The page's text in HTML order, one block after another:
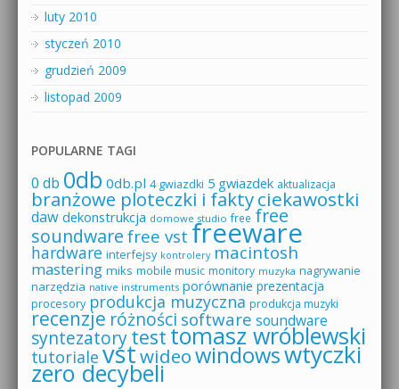
luty 2010
styczeń 2010
grudzień 2009
listopad 2009
POPULARNE TAGI
0 db 0db 0db.pl 4 gwiazdki 5 gwiazdek aktualizacja
branżowe ploteczki i faktyciekawostki
daw dekonstrukcja domowe studio free free
soundware free vst freeware
hardware interfejsy kontrolery macintosh
mastering miks mobile music monitory muzyka nagrywanie
narzędzia native instruments porównanie prezentacja
procesory produkcja muzyczna produkcja muzyki
recenzje różności software soundware
syntezatorytesttomasz wróblewski
tutoriale vstwideowindowswtyczki
zero decybeli